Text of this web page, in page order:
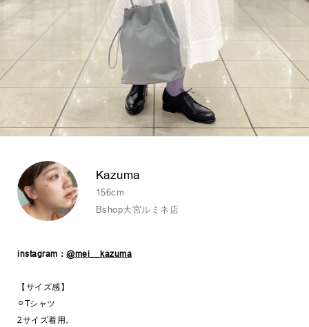
Kazuma
156cm
Bshop大宮ルミネ店
instagram： @mei__kazuma
【サイズ感】
⚪︎Tシャツ
2サイズ着用。